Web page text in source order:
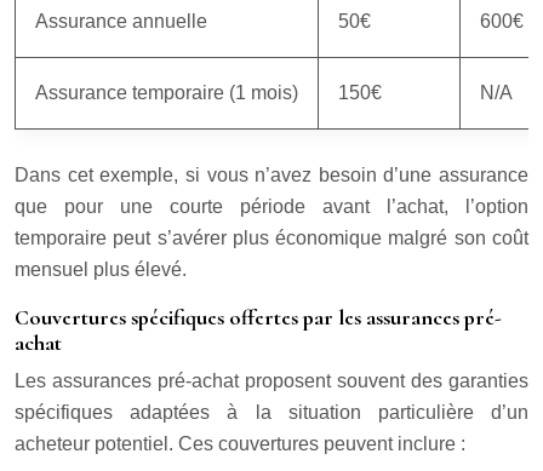
Assurance annuelle 50€ 600€
Assurance temporaire (1 mois) 150€ N/A
Dans cet exemple, si vous n’avez besoin d’une assurance
que pour une courte période avant l’achat, l’option
temporaire peut s’avérer plus économique malgré son coût
mensuel plus élevé.
Couvertures spécifiques offertes par les assurances pré-
achat
Les assurances pré-achat proposent souvent des garanties
spécifiques adaptées à la situation particulière d’un
acheteur potentiel. Ces couvertures peuvent inclure :